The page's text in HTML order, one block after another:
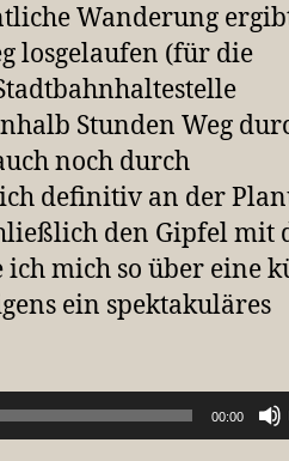
Wanderung
losgelaufen (für die
Stunden Weg
noch durch
definitiv an der
den Gipfel mit
mich so über eine
ein spektakuläres
00:00